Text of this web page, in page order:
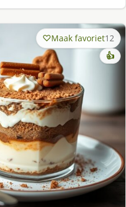
Maak favoriet12
👍